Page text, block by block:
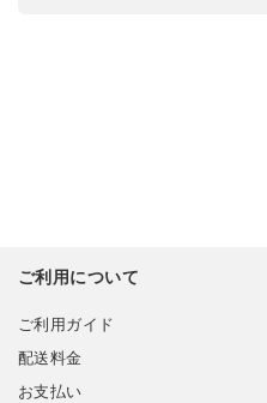
ご利用について
ご利用ガイド
配送料金
お支払い